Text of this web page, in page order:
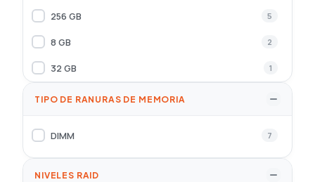
256 GB 5
8 GB 2
32 GB 1
TIPO DE RANURAS DE MEMORIA
DIMM 7
NIVELES RAID